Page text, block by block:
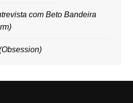
com Beto Bandeira